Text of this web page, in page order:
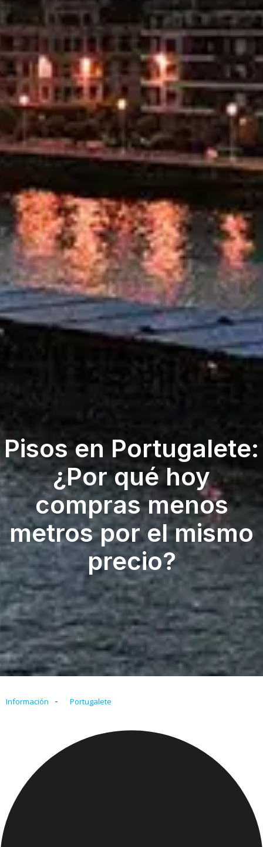
Pisos en Portugalete:
¿Por qué hoy
compras menos
metros por el mismo
precio?
Información - Portugalete